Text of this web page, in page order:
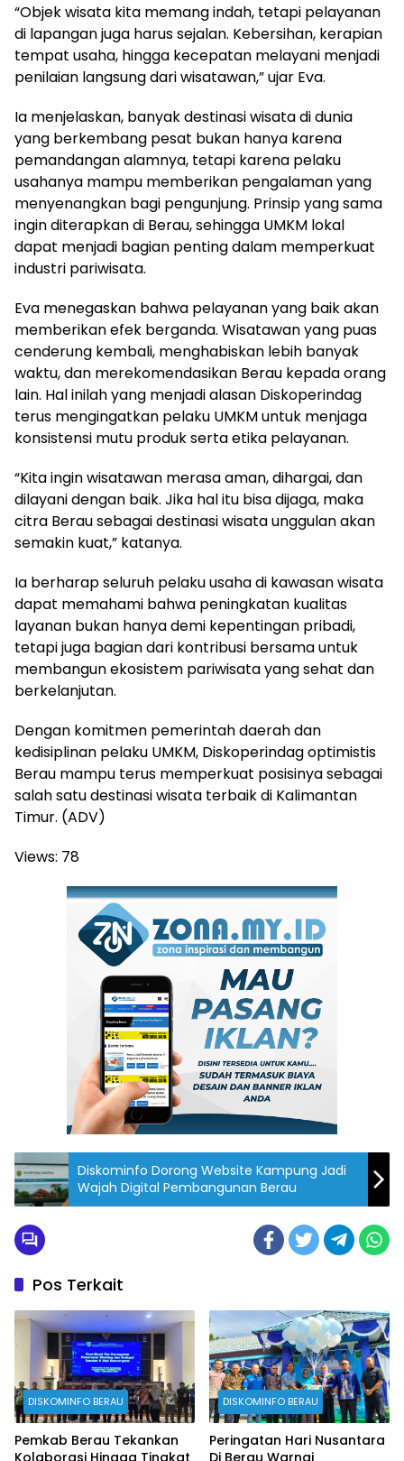
“Objek wisata kita memang indah, tetapi pelayanan
di lapangan juga harus sejalan. Kebersihan, kerapian
tempat usaha, hingga kecepatan melayani menjadi
penilaian langsung dari wisatawan,” ujar Eva.
Ia menjelaskan, banyak destinasi wisata di dunia
yang berkembang pesat bukan hanya karena
pemandangan alamnya, tetapi karena pelaku
usahanya mampu memberikan pengalaman yang
menyenangkan bagi pengunjung. Prinsip yang sama
ingin diterapkan di Berau, sehingga UMKM lokal
dapat menjadi bagian penting dalam memperkuat
industri pariwisata.
Eva menegaskan bahwa pelayanan yang baik akan
memberikan efek berganda. Wisatawan yang puas
cenderung kembali, menghabiskan lebih banyak
waktu, dan merekomendasikan Berau kepada orang
lain. Hal inilah yang menjadi alasan Diskoperindag
terus mengingatkan pelaku UMKM untuk menjaga
konsistensi mutu produk serta etika pelayanan.
“Kita ingin wisatawan merasa aman, dihargai, dan
dilayani dengan baik. Jika hal itu bisa dijaga, maka
citra Berau sebagai destinasi wisata unggulan akan
semakin kuat,” katanya.
Ia berharap seluruh pelaku usaha di kawasan wisata
dapat memahami bahwa peningkatan kualitas
layanan bukan hanya demi kepentingan pribadi,
tetapi juga bagian dari kontribusi bersama untuk
membangun ekosistem pariwisata yang sehat dan
berkelanjutan.
Dengan komitmen pemerintah daerah dan
kedisiplinan pelaku UMKM, Diskoperindag optimistis
Berau mampu terus memperkuat posisinya sebagai
salah satu destinasi wisata terbaik di Kalimantan
Timur. (ADV)
Views: 78
Diskominfo Dorong Website Kampung Jadi
Wajah Digital Pembangunan Berau
Pos Terkait
DISKOMINFO BERAU
Pemkab Berau Tekankan
DISKOMINFO BERAU
Peringatan Hari Nusantara